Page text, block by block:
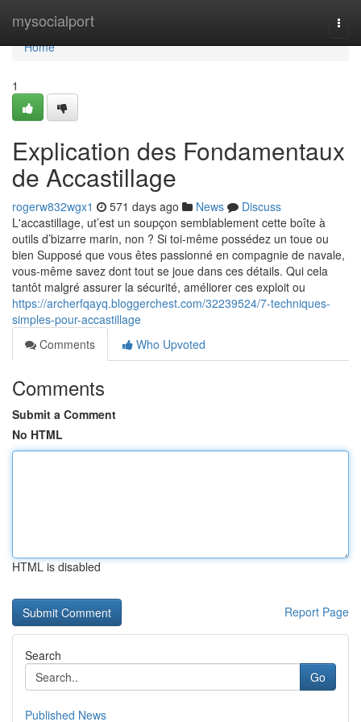
mysocialport
Home
Home
1
Explication des Fondamentaux
de Accastillage
rogerw832wgx1 571 days ago News
Discuss
L'accastillage, ut’est un soupçon semblablement cette boîte à
outils d’bizarre marin, non ? Si toi-même possédez un toue ou
bien Supposé que vous êtes passionné en compagnie de navale,
vous-même savez dont tout se joue dans ces détails. Qui cela
tantôt malgré assurer la sécurité, améliorer ces exploit ou
https://archerfqayq.bloggerchest.com/32239524/7-techniques-
simples-pour-accastillage
Comments
Who Upvoted
Comments
Submit a Comment
No HTML
HTML is disabled
Report Page
Search
Go
Published News